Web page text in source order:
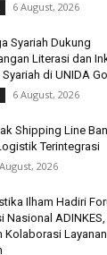
6 August, 2026
Syariah Dukung
Literasi dan
di UNIDA
6 August, 2026
Shipping Line
Terintegrasi
2026
Ilham Hadiri
Nasional
Kolaborasi Layanan